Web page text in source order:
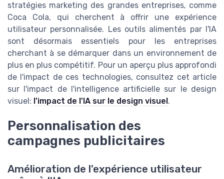
stratégies marketing des grandes entreprises, comme
Coca Cola, qui cherchent à offrir une expérience
utilisateur personnalisée. Les outils alimentés par l'IA
sont désormais essentiels pour les entreprises
cherchant à se démarquer dans un environnement de
plus en plus compétitif. Pour un aperçu plus approfondi
de l'impact de ces technologies, consultez cet article
sur l'impact de l'intelligence artificielle sur le design
visuel: l'impact de l'IA sur le design visuel .
Personnalisation des
campagnes publicitaires
Amélioration de l'expérience utilisateur